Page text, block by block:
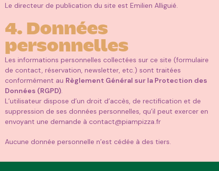
Le directeur de publication du site est Emilien Alliguié.
4. Données
personnelles
Les informations personnelles collectées sur ce site (formulaire
de contact, réservation, newsletter, etc.) sont traitées
conformément au Règlement Général sur la Protection des
Données (RGPD).
L’utilisateur dispose d’un droit d’accès, de rectification et de
suppression de ses données personnelles, qu’il peut exercer en
envoyant une demande à contact@piampizza.fr
Aucune donnée personnelle n’est cédée à des tiers.